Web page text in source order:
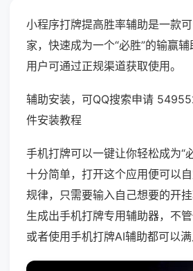
小程序打牌提高胜率辅助是一款
家，快速成为一个“必胜”的输赢
用户可通过正规渠道获取使用。
辅助安装，可QQ搜索申请
件安装教程
手机打牌可以一键让你轻松成为“
十分简单，打开这个应用便可以
规律，只需要输入自己想要的开
生成出手机打牌专用辅助器，不
或者使用手机打牌AI辅助都可以满